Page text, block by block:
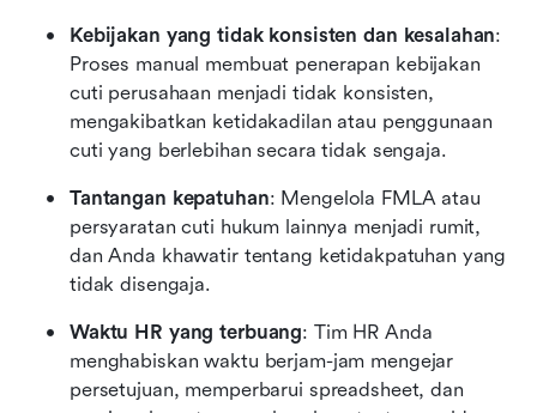
Kebijakan yang tidak konsisten dan kesalahan:
Proses manual membuat penerapan kebijakan
cuti perusahaan menjadi tidak konsisten,
mengakibatkan ketidakadilan atau penggunaan
cuti yang berlebihan secara tidak sengaja.
Tantangan kepatuhan: Mengelola FMLA atau
persyaratan cuti hukum lainnya menjadi rumit,
dan Anda khawatir tentang ketidakpatuhan yang
tidak disengaja.
Waktu HR yang terbuang: Tim HR Anda
menghabiskan waktu berjam-jam mengejar
persetujuan, memperbarui spreadsheet, dan